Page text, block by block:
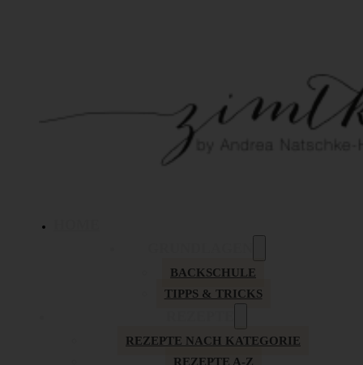
BACKSCHULE
TIPPS & TRICKS
REZEPTE NACH KATEGORIE
REZEPTE A-Z